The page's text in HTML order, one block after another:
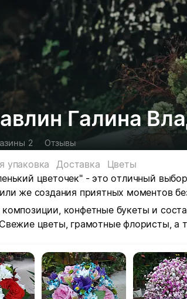
Галина
2 Отзывы
упаковка Доставка
Цветы
цветочек" - это отличный
же создания приятных моментов
конфетные букеты и
цветы, грамотные флористы, а